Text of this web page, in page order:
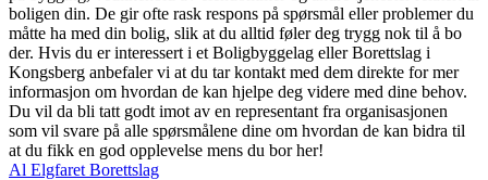
boligen din. De gir ofte rask respons på spørsmål eller problemer du
måtte ha med din bolig, slik at du alltid føler deg trygg nok til å bo
der. Hvis du er interessert i et Boligbyggelag eller Borettslag i
Kongsberg anbefaler vi at du tar kontakt med dem direkte for mer
informasjon om hvordan de kan hjelpe deg videre med dine behov.
Du vil da bli tatt godt imot av en representant fra organisasjonen
som vil svare på alle spørsmålene dine om hvordan de kan bidra til
at du fikk en god opplevelse mens du bor her!
Al Elgfaret Borettslag